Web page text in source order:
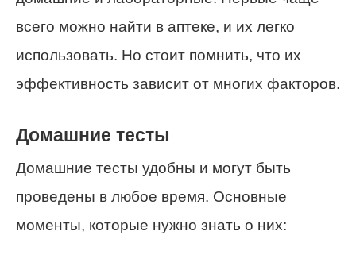
всего можно найти в аптеке, и их легко
использовать. Но стоит помнить, что их
эффективность зависит от многих факторов.
Домашние тесты
Домашние тесты удобны и могут быть
проведены в любое время. Основные
моменты, которые нужно знать о них: